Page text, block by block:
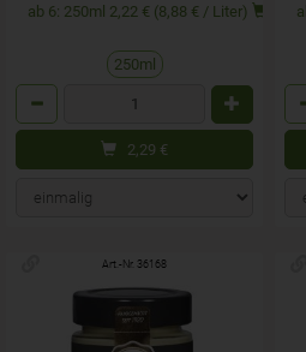
ab 6: 250ml 2,22 € (8,88 € / Liter)
250ml
2,29 €
Art.-Nr. 36168